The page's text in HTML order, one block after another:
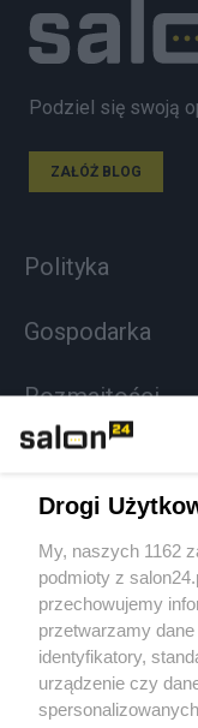
Podziel się swoją
ZAŁÓŻ BLOG
Polityka
Gospodarka
Rozmaitości
Sport
Społeczeństwo
Kultura
Drogi
My, naszych 1162
podmioty z
przechowujemy
przetwarzamy
identyfikatory,
urządzenie czy